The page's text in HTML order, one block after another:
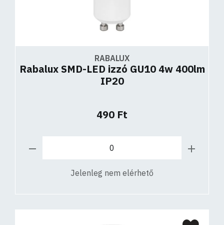
RABALUX
Rabalux SMD-LED izzó GU10 4w 400lm
IP20
490 Ft
Jelenleg nem elérhető